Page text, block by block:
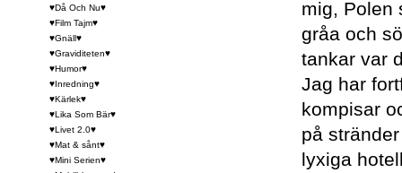
mig, Polen
gråa och
tankar var
Jag har
kompisar
på
lyxiga
♥Då Och Nu♥
♥Film Tajm♥
♥Gnäll♥
♥Graviditeten♥
♥Humor♥
♥Inredning♥
♥Kärlek♥
♥Lika Som Bär♥
♥Livet 2.0♥
♥Mat & sånt♥
♥Mini Serien♥